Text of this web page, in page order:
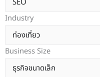
Industry
Business Size